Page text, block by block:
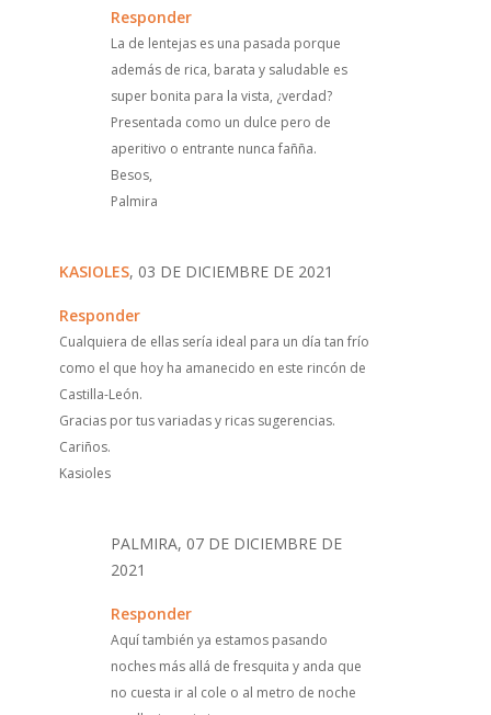
Responder
La de lentejas es una pasada porque
además de rica, barata y saludable es
super bonita para la vista, ¿verdad?
Presentada como un dulce pero de
aperitivo o entrante nunca fañña.
Besos,
Palmira
KASIOLES, 03 DE DICIEMBRE DE 2021
Responder
Cualquiera de ellas sería ideal para un día tan frío
como el que hoy ha amanecido en este rincón de
Castilla-León.
Gracias por tus variadas y ricas sugerencias.
Cariños.
Kasioles
PALMIRA, 07 DE DICIEMBRE DE
2021
Responder
Aquí también ya estamos pasando
noches más allá de fresquita y anda que
no cuesta ir al cole o al metro de noche